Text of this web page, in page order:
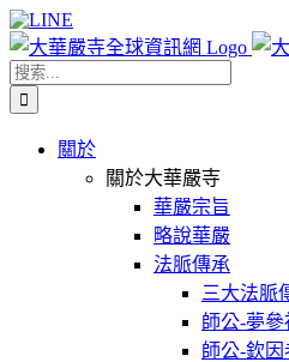
Skip
to
content
Facebook
X
WeChat
YouTube
LINE
搜
索
關於
關於大華嚴寺
華嚴宗旨
略說華嚴
法脈傳承
三大法脈
師公-夢
師公-欽